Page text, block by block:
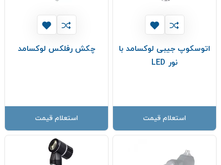
اتوسکوپ جیبی لوکسامد با
نور LED
استعلام قیمت
چکش رفلکس لوکسامد
استعلام قیمت